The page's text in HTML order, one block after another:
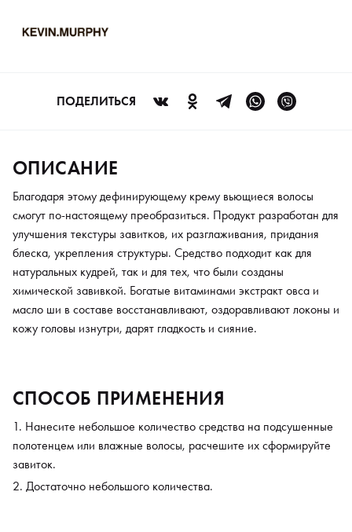
масло ши в составе восстанавливают, оздоравливают локоны и
ПОДЕЛИТЬСЯ
ОПИСАНИЕ
Благодаря этому дефинирующему крему вьющиеся волосы
смогут по-настоящему преобразиться. Продукт разработан для
улучшения текстуры завитков, их разглаживания, придания
блеска, укрепления структуры. Средство подходит как для
натуральных кудрей, так и для тех, что были созданы
химической завивкой. Богатые витаминами экстракт овса и
масло ши в составе восстанавливают, оздоравливают локоны и
кожу головы изнутри, дарят гладкость и сияние.
СПОСОБ ПРИМЕНЕНИЯ
Нанесите небольшое количество средства на подсушенные
полотенцем или влажные волосы, расчешите их сформируйте
завиток.
Достаточно небольшого количества.